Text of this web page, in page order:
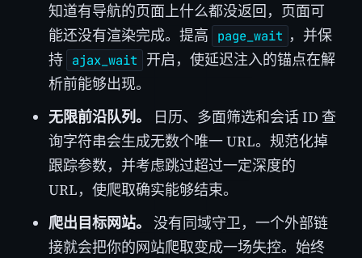
知道有导航的页面上什么都没返回，页面可
能还没有渲染完成。提高
page_wait ，并保
持 ajax_wait
开启，使延迟注入的锚点在解
析前能够出现。
无限前沿队列。
日历、多面筛选和会话 ID 查
询字符串会生成无数个唯一 URL。规范化掉
跟踪参数，并考虑跳过超过一定深度的
URL，使爬取确实能够结束。
爬出目标网站。 没有同域守卫，一个外部链
接就会把你的网站爬取变成一场失控。始终